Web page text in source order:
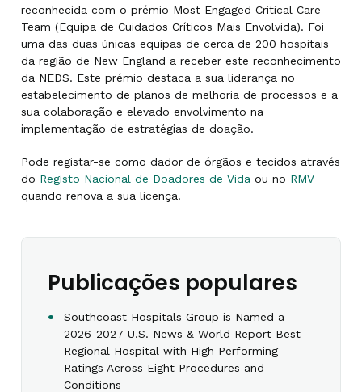
reconhecida com o prémio Most Engaged Critical Care
Team (Equipa de Cuidados Críticos Mais Envolvida). Foi
uma das duas únicas equipas de cerca de 200 hospitais
da região de New England a receber este reconhecimento
da NEDS. Este prémio destaca a sua liderança no
estabelecimento de planos de melhoria de processos e a
sua colaboração e elevado envolvimento na
implementação de estratégias de doação.
Pode registar-se como dador de órgãos e tecidos através
do Registo Nacional de Doadores de Vida ou no RMV
quando renova a sua licença.
Publicações populares
Southcoast Hospitals Group is Named a
2026-2027 U.S. News & World Report Best
Regional Hospital with High Performing
Ratings Across Eight Procedures and
Conditions